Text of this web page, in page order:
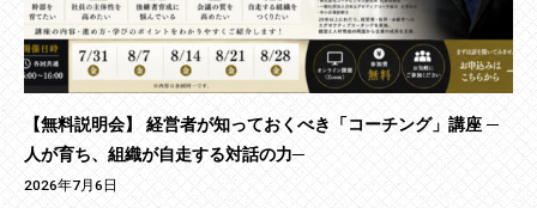
【無料説明会】 経営者が知っておくべき「コーチング」講座 ─
人が育ち、組織が自走する対話の力─
2026年7月6日